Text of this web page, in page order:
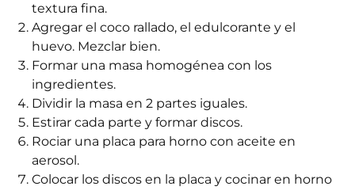
textura fina.
Agregar el coco rallado, el edulcorante y el
huevo. Mezclar bien.
Formar una masa homogénea con los
ingredientes.
Dividir la masa en 2 partes iguales.
Estirar cada parte y formar discos.
Rociar una placa para horno con aceite en
aerosol.
Colocar los discos en la placa y cocinar en horno